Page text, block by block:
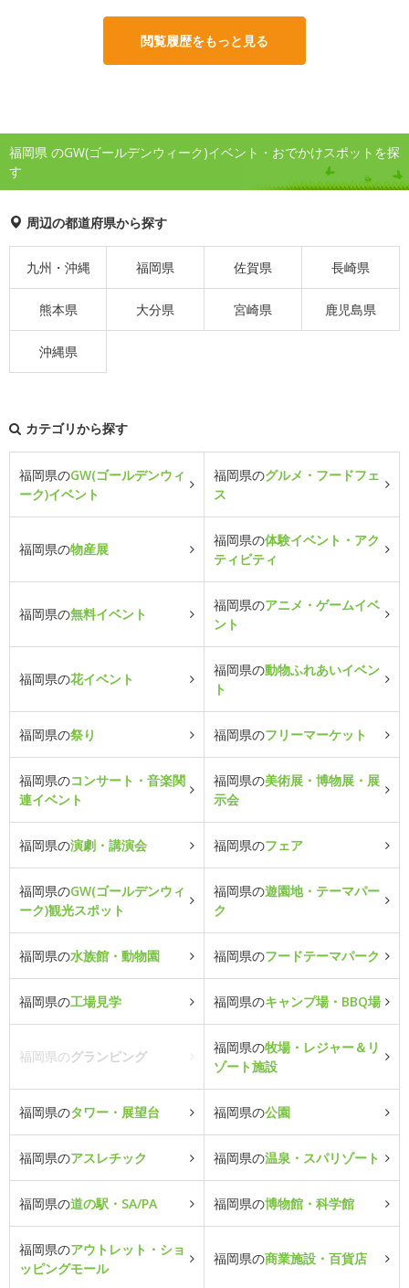
閲覧履歴をもっと見る
福岡県 のGW(ゴールデンウィーク)イベント・おでかけスポットを探
す
周辺の都道府県から探す
九州・沖縄 福岡県 佐賀県 長崎県
熊本県 大分県 宮崎県 鹿児島県
沖縄県
カテゴリから探す
福岡県のGW(ゴールデンウィ
ーク)イベント
福岡県のグルメ・フードフェ
ス
福岡県の物産展
福岡県の体験イベント・アク
ティビティ
福岡県の無料イベント
福岡県のアニメ・ゲームイベ
ント
福岡県の花イベント
福岡県の動物ふれあいイベン
ト
福岡県の祭り 福岡県のフリーマーケット
福岡県のコンサート・音楽関
連イベント
福岡県の美術展・博物展・展
示会
福岡県の演劇・講演会 福岡県のフェア
福岡県のGW(ゴールデンウィ
ーク)観光スポット
福岡県の遊園地・テーマパー
ク
福岡県の水族館・動物園 福岡県のフードテーマパーク
福岡県の工場見学 福岡県のキャンプ場・BBQ場
福岡県のグランピング
福岡県の牧場・レジャー＆リ
ゾート施設
福岡県のタワー・展望台 福岡県の公園
福岡県のアスレチック 福岡県の温泉・スパリゾート
福岡県の道の駅・SA/PA 福岡県の博物館・科学館
福岡県のアウトレット・ショ
ッピングモール
福岡県の商業施設・百貨店